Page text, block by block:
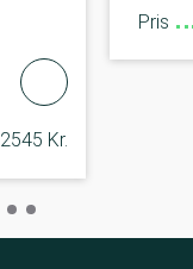
2545 Kr.
Pris